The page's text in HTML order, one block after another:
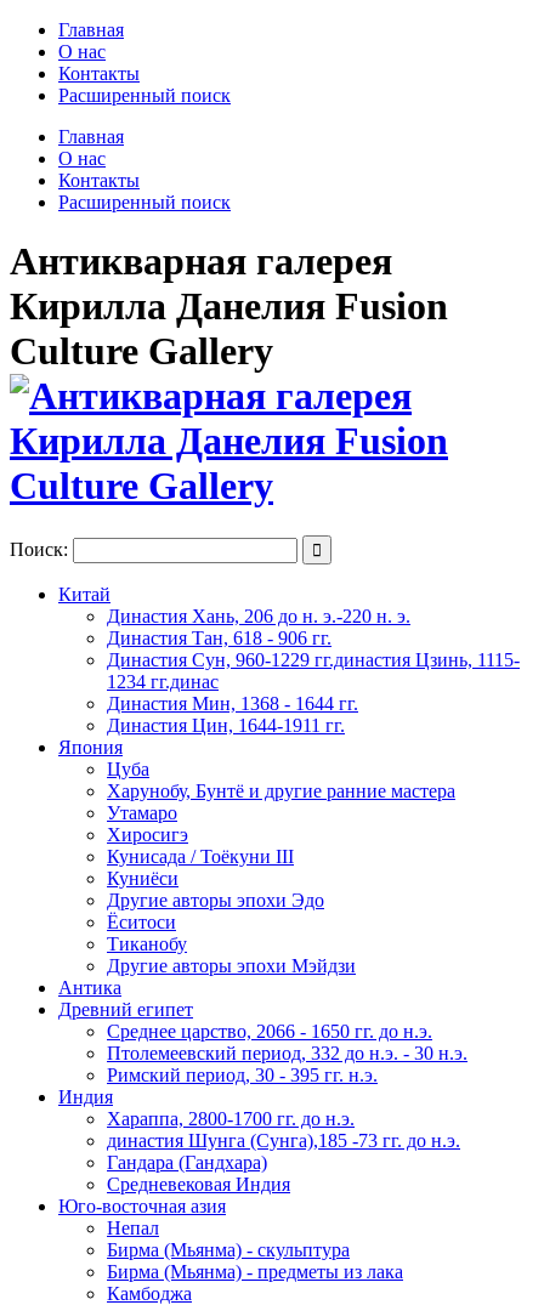
Главная
О нас
Контакты
Расширенный поиск
Главная
О нас
Контакты
Расширенный поиск
Антикварная галерея
Кирилла Данелия Fusion
Culture Gallery
Поиск: 
Китай
Династия Хань, 206 до н. э.-220 н. э.
Династия Тан, 618 - 906 гг.
Династия Сун, 960-1229 гг.династия Цзинь, 1115-
1234 гг.динас
Династия Мин, 1368 - 1644 гг.
Династия Цин, 1644-1911 гг.
Япония
Цуба
Харунобу, Бунтё и другие ранние мастера
Утамаро
Хиросигэ
Кунисада / Тоёкуни III
Куниёси
Другие авторы эпохи Эдо
Ёситоси
Тиканобу
Другие авторы эпохи Мэйдзи
Антика
Древний египет
Среднее царство, 2066 - 1650 гг. до н.э.
Птолемеевский период, 332 до н.э. - 30 н.э.
Римский период, 30 - 395 гг. н.э.
Индия
Хараппа, 2800-1700 гг. до н.э.
династия Шунга (Сунга),185 -73 гг. до н.э.
Гандара (Гандхара)
Средневековая Индия
Юго-восточная азия
Непал
Бирма (Мьянма) - скульптура
Бирма (Мьянма) - предметы из лака
Камбоджа